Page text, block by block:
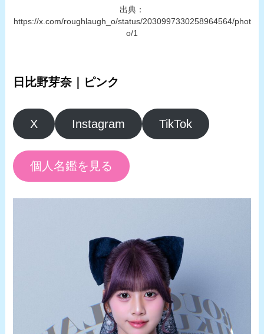
出典：
https://x.com/roughlaugh_o/status/2030997330258964564/phot
o/1
日比野芽奈｜ピンク
X Instagram TikTok
個人名鑑を見る